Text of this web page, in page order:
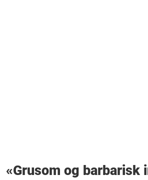
«Grusom og barbarisk